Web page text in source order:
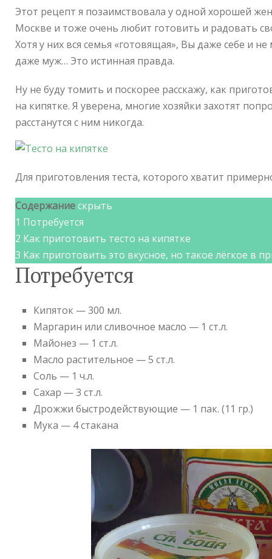
Этот рецепт я позаимствовала у одной хорошей
Москве и тоже очень любит готовить и радовать
Хотя у них вся семья «готовящая», Вы даже себе и
даже муж… Это истинная правда.
Ну не буду томить и поскорее расскажу, как
на кипятке. Я уверена, многие хозяйки захотят
расстанутся с ним никогда.
Для приготовления теста, которого хватит
Содержаниескрыть
1 Потребуется
2 Как приготовить тесто на кипятке
3 Как приготовить это вкусное, но такое лёгкое в
Потребуется
Кипяток — 300 мл.
Маргарин или сливочное масло — 1 ст.л.
Майонез — 1 ст.л.
Масло растительное — 5 ст.л.
Соль — 1 ч.л.
Сахар — 3 ст.л.
Дрожжи быстродействующие — 1 пак. (11 гр.)
Мука — 4 стакана